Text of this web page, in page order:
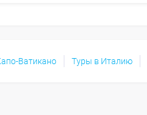
Ватикано Туры в Италию